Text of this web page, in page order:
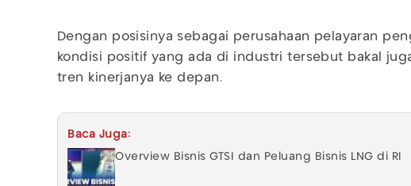
Dengan posisinya sebagai perusahaan pelayaran
kondisi positif yang ada di industri tersebut bakal
tren kinerjanya ke depan.
Baca Juga:
Overview Bisnis GTSI dan Peluang Bisnis LNG di RI